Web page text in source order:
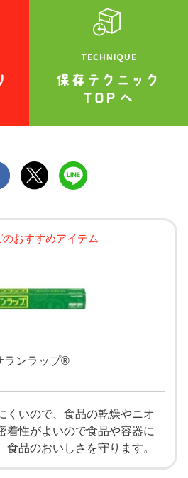
のおすすめアイテム
ランラップ®
くいので、食品の乾燥やニオ
着性がよいので食品や容器に
食品のおいしさを守ります。